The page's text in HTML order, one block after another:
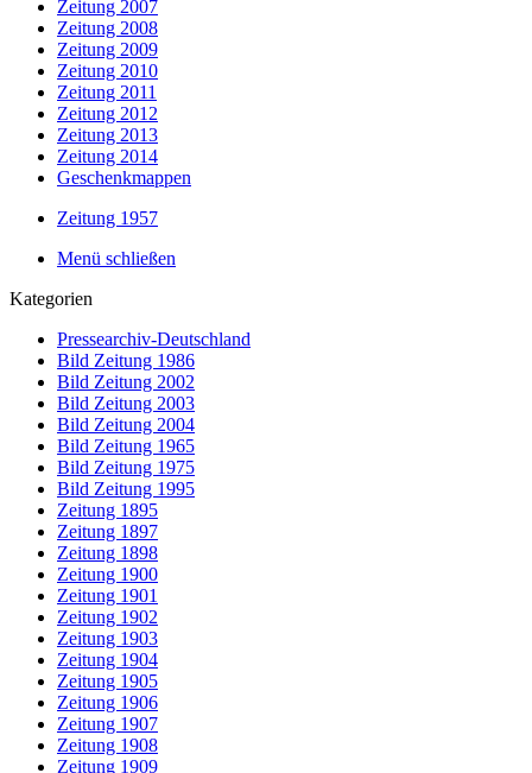
Zeitung 2007
Zeitung 2008
Zeitung 2009
Zeitung 2010
Zeitung 2011
Zeitung 2012
Zeitung 2013
Zeitung 2014
Geschenkmappen
Zeitung 1957
Menü schließen
Kategorien
Pressearchiv-Deutschland
Bild Zeitung 1986
Bild Zeitung 2002
Bild Zeitung 2003
Bild Zeitung 2004
Bild Zeitung 1965
Bild Zeitung 1975
Bild Zeitung 1995
Zeitung 1895
Zeitung 1897
Zeitung 1898
Zeitung 1900
Zeitung 1901
Zeitung 1902
Zeitung 1903
Zeitung 1904
Zeitung 1905
Zeitung 1906
Zeitung 1907
Zeitung 1908
Zeitung 1909